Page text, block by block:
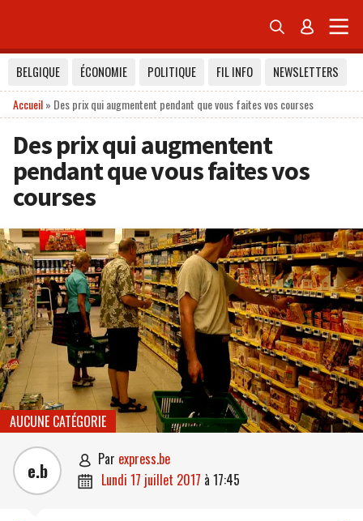
 
BELGIQUE ÉCONOMIE POLITIQUE FIL INFO
NEWSLETTERS
Accueil» Des prix qui augmentent pendant que vous faites vos courses
Des prix qui augmentent
pendant que vous faites vos
courses
AUCUNE CATÉGORIE
e.b  par express.be
 lundi 17 juillet 2017 à 17:45